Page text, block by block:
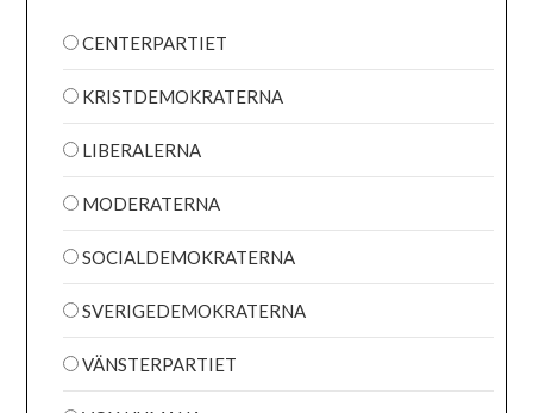
CENTERPARTIET
KRISTDEMOKRATERNA
LIBERALERNA
MODERATERNA
SOCIALDEMOKRATERNA
SVERIGEDEMOKRATERNA
VÄNSTERPARTIET